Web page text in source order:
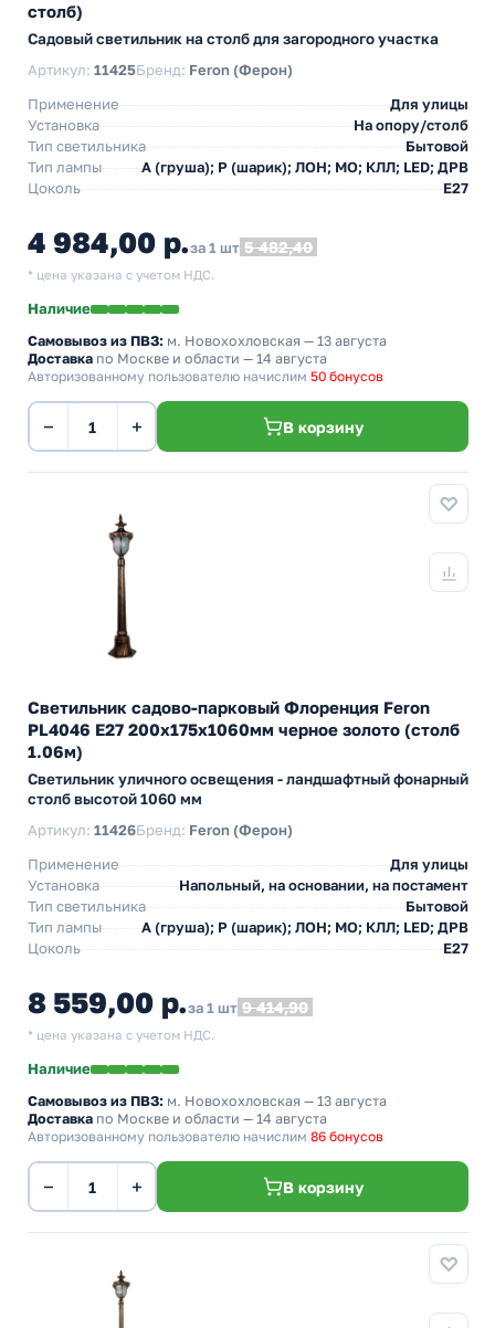
столб)
Садовый светильник на столб для загородного участка
Артикул: 11425Бренд: Feron (Ферон)
Применение
Для улицы
Установка
На опору/столб
Тип светильника
Бытовой
Тип лампы
A (груша); P (шарик); ЛОН; МО; КЛЛ; LED; ДРВ
Цоколь
E27
4 984,00 р.за 1 шт 5 482,40
* цена указана с учетом НДС.
Наличие
Самовывоз из ПВЗ: м. Новохохловская — 13 августа
Доставка по Москве и области — 14 августа
Авторизованному пользователю начислим 50 бонусов
− + В корзину
Светильник садово-парковый Флоренция Feron
PL4046 E27 200х175х1060мм черное золото (столб
1.06м)
Светильник уличного освещения - ландшафтный фонарный
столб высотой 1060 мм
Артикул: 11426Бренд: Feron (Ферон)
Применение
Для улицы
Установка
Напольный, на основании, на постамент
Тип светильника
Бытовой
Тип лампы
A (груша); P (шарик); ЛОН; МО; КЛЛ; LED; ДРВ
Цоколь
E27
8 559,00 р.за 1 шт 9 414,90
* цена указана с учетом НДС.
Наличие
Самовывоз из ПВЗ: м. Новохохловская — 13 августа
Доставка по Москве и области — 14 августа
Авторизованному пользователю начислим 86 бонусов
− + В корзину